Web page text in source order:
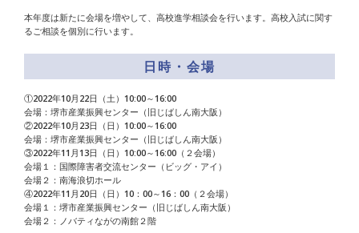
本年度は新たに会場を増やして、高校進学相談会を行います。高校入試に関す
るご相談を個別に行います。
日時・会場
①2022年10月22日（土）10:00～16:00
会場：堺市産業振興センター（旧じばしん南大阪）
②2022年10月23日（日）10:00～16:00
会場：堺市産業振興センター（旧じばしん南大阪）
③2022年11月13日（日）10:00～16:00（２会場）
会場１：国際障害者交流センター（ビッグ・アイ）
会場２：南海浪切ホール
④2022年11月20日（日）10：00～16：00（２会場）
会場１：堺市産業振興センター（旧じばしん南大阪）
会場２：ノバティながの南館２階